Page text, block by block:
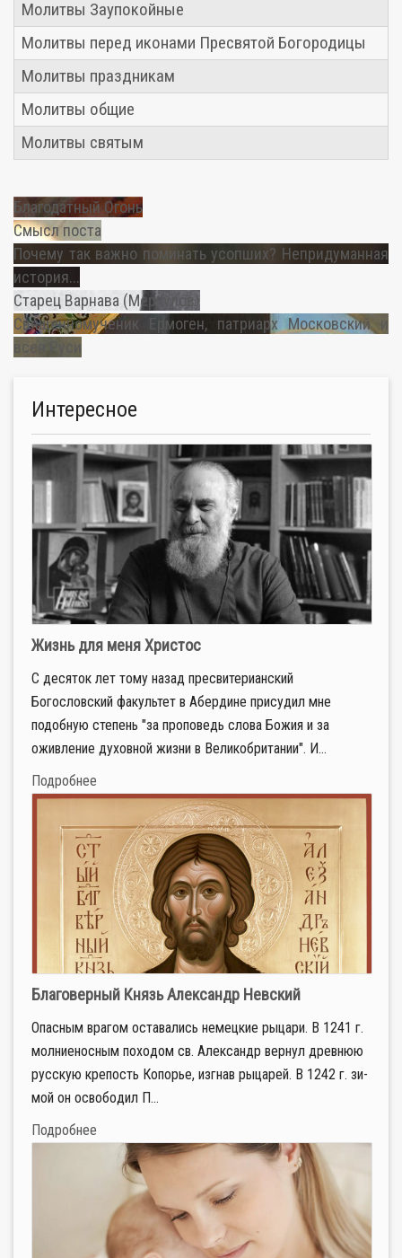
Молитвы Заупокойные
Молитвы перед иконами Пресвятой Богородицы
Молитвы праздникам
Молитвы общие
Молитвы святым
Благодатный Огонь
Смысл поста
Почему так важно поминать усопших? Непридуманная
история...
Старец Варнава (Меркулов)
Священномученик Ермоген, патриарх Московский и
всея Руси
Интересное
Жизнь для меня Христос
С десяток лет тому назад пресвитерианский
Богословский факультет в Абердине присудил мне
подобную степень "за проповедь слова Божия и за
оживление духовной жизни в Великобритании". И...
Подробнее
Благоверный Князь Александр Невский
Опас­ным вра­гом оста­ва­лись немец­кие ры­ца­ри. В 1241 г.
мол­ние­нос­ным по­хо­дом св. Алек­сандр вер­нул древ­нюю
рус­скую кре­пость Ко­по­рье, из­гнав ры­ца­рей. В 1242 г. зи­
мой он осво­бо­дил П...
Подробнее